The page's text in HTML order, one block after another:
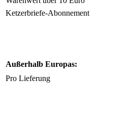
Ketzerbriefe-Abonnement
Außerhalb Europas:
Pro Lieferung